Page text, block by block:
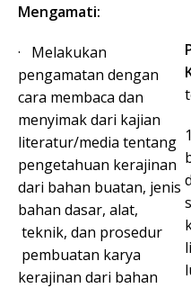
Mengamati:
· Melakukan
pengamatan dengan
cara membaca dan
menyimak dari kajian
literatur/media tentang
pengetahuan kerajinan
dari bahan buatan, jenis
bahan dasar, alat,
teknik, dan prosedur
pembuatan karya
kerajinan dari bahan